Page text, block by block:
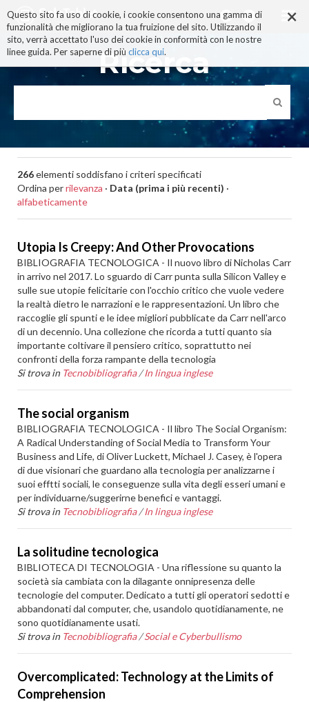
×
Questo sito fa uso di cookie, i cookie consentono una gamma di
funzionalità che migliorano la tua fruizione del sito. Utilizzando il
sito, verrà accettato l'uso dei cookie in conformità con le nostre
linee guida. Per saperne di più clicca qui.
ai
contenuti.
|
alla
navigazione
Ricerca
266elementi soddisfano i criteri specificati
Ordina perrilevanza · Data (prima i più recenti) ·
alfabeticamente
Utopia Is Creepy: And Other Provocations
BIBLIOGRAFIA TECNOLOGICA - Il nuovo libro di Nicholas Carr
in arrivo nel 2017. Lo sguardo di Carr punta sulla Silicon Valley e
sulle sue utopie felicitarie con l'occhio critico che vuole vedere
la realtà dietro le narrazioni e le rappresentazioni. Un libro che
raccoglie gli spunti e le idee migliori pubblicate da Carr nell'arco
di un decennio. Una collezione che ricorda a tutti quanto sia
importante coltivare il pensiero critico, soprattutto nei
confronti della forza rampante della tecnologia
Si trova in Tecnobibliografia /In lingua inglese
The social organism
BIBLIOGRAFIA TECNOLOGICA - Il libro The Social Organism:
A Radical Understanding of Social Media to Transform Your
Business and Life, di Oliver Luckett, Michael J. Casey, è l'opera
di due visionari che guardano alla tecnologia per analizzarne i
suoi efftti sociali, le conseguenze sulla vita degli esseri umani e
per individuarne/suggerirne benefici e vantaggi.
Si trova in Tecnobibliografia /In lingua inglese
La solitudine tecnologica
BIBLIOTECA DI TECNOLOGIA - Una riflessione su quanto la
società sia cambiata con la dilagante onnipresenza delle
tecnologie del computer. Dedicato a tutti gli operatori sedotti e
abbandonati dal computer, che, usandolo quotidianamente, ne
sono quotidianamente usati.
Si trova in Tecnobibliografia /Social e Cyberbullismo
Overcomplicated: Technology at the Limits of
Comprehension